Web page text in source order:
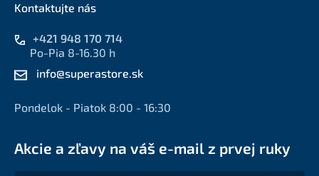
Kontaktujte nás
+421 948 170 714
Po-Pia 8-16.30 h
info@superastore.sk
Pondelok - Piatok 8:00 - 16:30
Akcie a zľavy na váš e-mail z prvej ruky